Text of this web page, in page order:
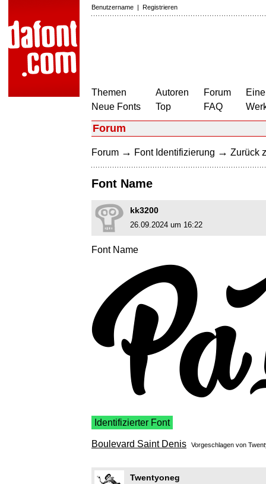
Benutzername | Registrieren
Themen
Neue Fonts
Autoren
Top
Forum
FAQ
Forum
Forum → Font Identifizierung → Zurück
Font Name
kk3200
26.09.2024 um 16:22
Font Name
Identifizierter Font
Boulevard Saint Denis Vorgeschlagen von
Twentyoneg